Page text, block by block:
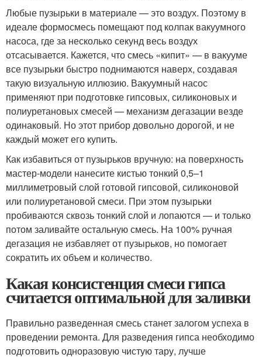
Любые пузырьки в материале — это воздух. Поэтому в
идеале формосмесь помещают под колпак вакуумного
насоса, где за несколько секунд весь воздух
отсасывается. Кажется, что смесь «кипит» — в вакууме
все пузырьки быстро поднимаются наверх, создавая
такую визуальную иллюзию. Вакуумный насос
применяют при подготовке гипсовых, силиконовых и
полиуретановых смесей — механизм дегазации везде
одинаковый. Но этот прибор довольно дорогой, и не
каждый может его купить.
Как избавиться от пузырьков вручную: на поверхность
мастер-модели нанесите кистью тонкий 0,5–1
миллиметровый слой готовой гипсовой, силиконовой
или полиуретановой смеси. При этом пузырьки
пробиваются сквозь тонкий слой и лопаются — и только
потом заливайте остальную смесь. На 100% ручная
дегазация не избавляет от пузырьков, но помогает
сократить их объем и количество.
Какая консистенция смеси гипса
считается оптимальной для заливки
Правильно разведенная смесь станет залогом успеха в
проведении ремонта. Для разведения гипса необходимо
подготовить одноразовую чистую тару, лучше